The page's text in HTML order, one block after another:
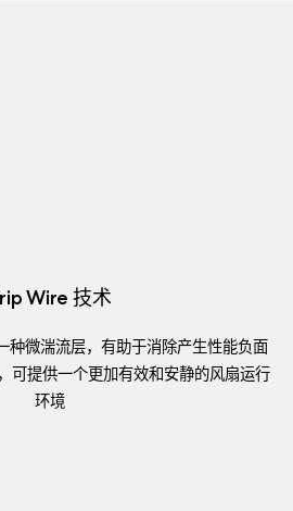
Wire 技术
种微湍流层，有助于消除产生性能负面
可提供一个更加有效和安静的风扇运行
环境